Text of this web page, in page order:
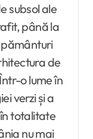
subsol ale
până la
pământuri
de
o lume în
verzi și a
totalitate
nu mai